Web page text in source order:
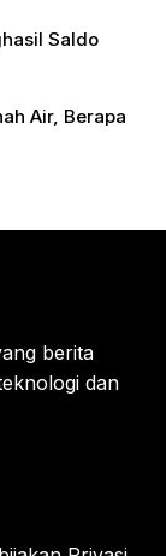
Saldo
Air, Berapa
berita
dan